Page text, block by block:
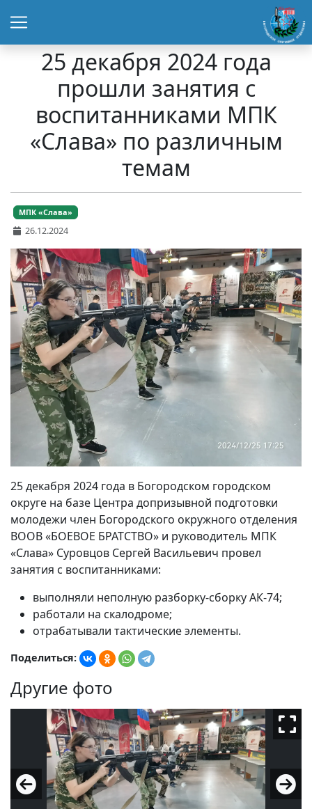
25 декабря 2024 года
прошли занятия с
воспитанниками МПК
«Слава» по различным
темам
МПК «Слава»
26.12.2024
25 декабря 2024 года в Богородском городском
округе на базе Центра допризывной подготовки
молодежи член Богородского окружного отделения
ВООВ «БОЕВОЕ БРАТСТВО» и руководитель МПК
«Слава» Суровцов Сергей Васильевич провел
занятия с воспитанниками:
выполняли неполную разборку-сборку АК-74;
работали на скалодроме;
отрабатывали тактические элементы.
Поделиться:
Другие фото